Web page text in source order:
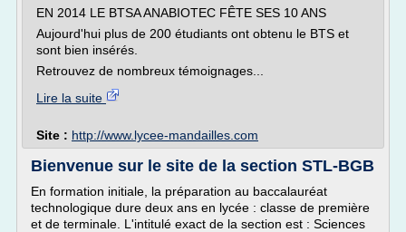
EN 2014 LE BTSA ANABIOTEC FÊTE SES 10 ANS
Aujourd'hui plus de 200 étudiants ont obtenu le BTS et
sont bien insérés.
Retrouvez de nombreux témoignages...
Lire la suite
Site : http://www.lycee-mandailles.com
Bienvenue sur le site de la section STL-BGB
En formation initiale, la préparation au baccalauréat
technologique dure deux ans en lycée : classe de première
et de terminale. L'intitulé exact de la section est : Sciences